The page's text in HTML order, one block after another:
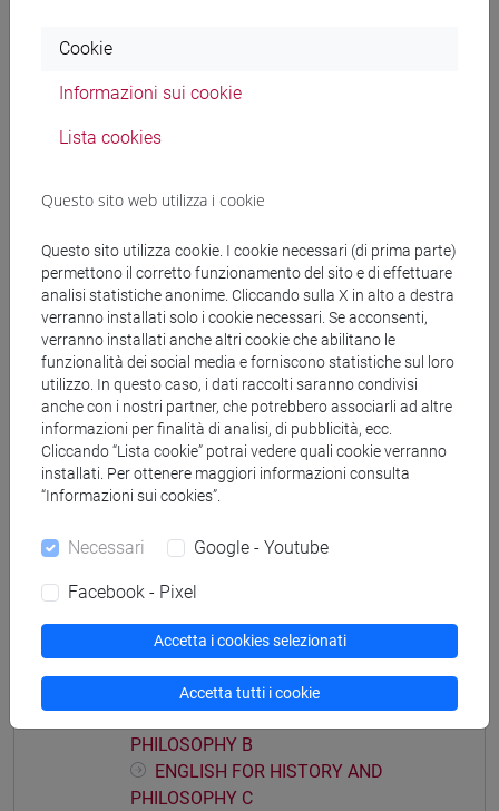
[FTR3] LETTERE - Laurea
[FTR5] STORIA - Laurea
Mutua da
ENGLISH FOR HISTORY AND PHILOSOPHY
[FT0130]
Struttura generale dell'insegnamento
LINGUA INGLESE
ACADEMIC WRITING
ACADEMIC WRITING B
ACADEMIC WRITING D
ENGLISH FOR HISTORY AND PHILOSOPHY
ENGLISH FOR HISTORY AND
PHILOSOPHY A
PHILOSOPHY B
ENGLISH FOR HISTORY AND
PHILOSOPHY C
Cookie
Informazioni sui cookie
Lista cookies
Questo sito web utilizza i cookie
Questo sito utilizza cookie. I cookie necessari (di prima parte)
permettono il corretto funzionamento del sito e di effettuare
analisi statistiche anonime. Cliccando sulla X in alto a destra
verranno installati solo i cookie necessari. Se acconsenti,
verranno installati anche altri cookie che abilitano le
funzionalità dei social media e forniscono statistiche sul loro
utilizzo. In questo caso, i dati raccolti saranno condivisi
anche con i nostri partner, che potrebbero associarli ad altre
informazioni per finalità di analisi, di pubblicità, ecc.
Cliccando “Lista cookie” potrai vedere quali cookie verranno
installati. Per ottenere maggiori informazioni consulta
“Informazioni sui cookies”.
Necessari Google - Youtube
Facebook - Pixel
Accetta i cookies selezionati
Accetta tutti i cookie